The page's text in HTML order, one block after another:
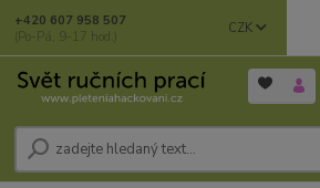
CZK
+420 607 958 507
(Po-Pá, 9-17 hod.)